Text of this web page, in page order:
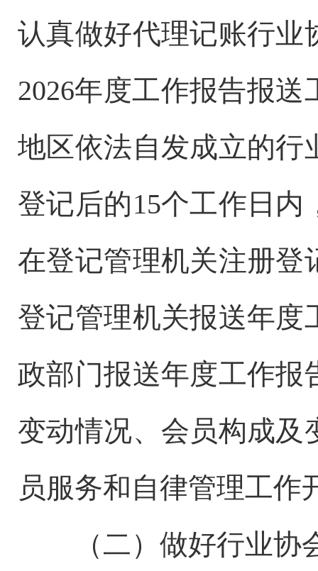
认真做好代理记账行业
2026年度工作报告报
地区依法自发成立的行
登记后的15个工作日
在登记管理机关注册登
登记管理机关报送年度
政部门报送年度工作报
变动情况、会员构成及
员服务和自律管理工作
（二）做好行业协